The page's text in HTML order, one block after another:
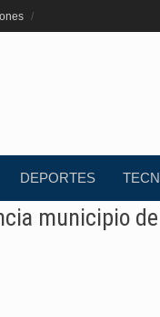
DEPORTES
municipio